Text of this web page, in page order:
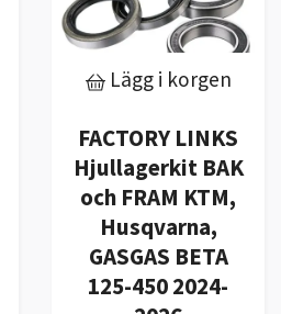
Lägg i korgen
FACTORY LINKS
Hjullagerkit BAK
och FRAM KTM,
Husqvarna,
GASGAS BETA
125-450 2024-